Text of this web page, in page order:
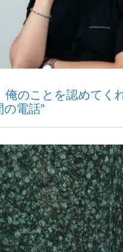
向け「ニセiPhone」は消費税不
い」リアル『九条の大罪』
俺のことを認めて
電話”